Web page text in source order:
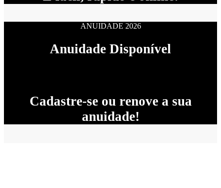
ANUIDADE 2026
Anuidade Disponível
Cadastre-se ou renove a sua
anuidade!